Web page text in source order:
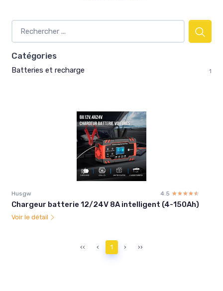
Catégories
Batteries et recharge 1
Husgw 4.5 ☆☆☆☆☆
★★★★★
Chargeur batterie 12/24V 8A intelligent (4-150Ah)
Voir le détail
‹‹ ‹ 1 › ››